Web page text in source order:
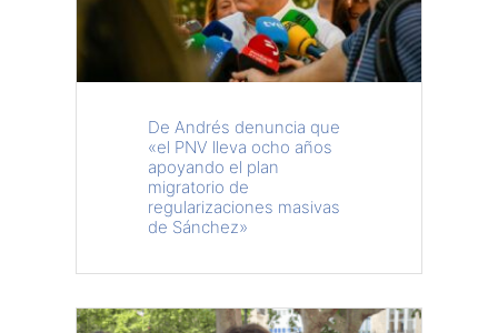
De Andrés denuncia que
«el PNV lleva ocho años
apoyando el plan
migratorio de
regularizaciones masivas
de Sánchez»